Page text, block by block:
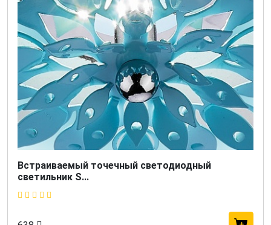
Встраиваемый точечный светодиодный
светильник S...